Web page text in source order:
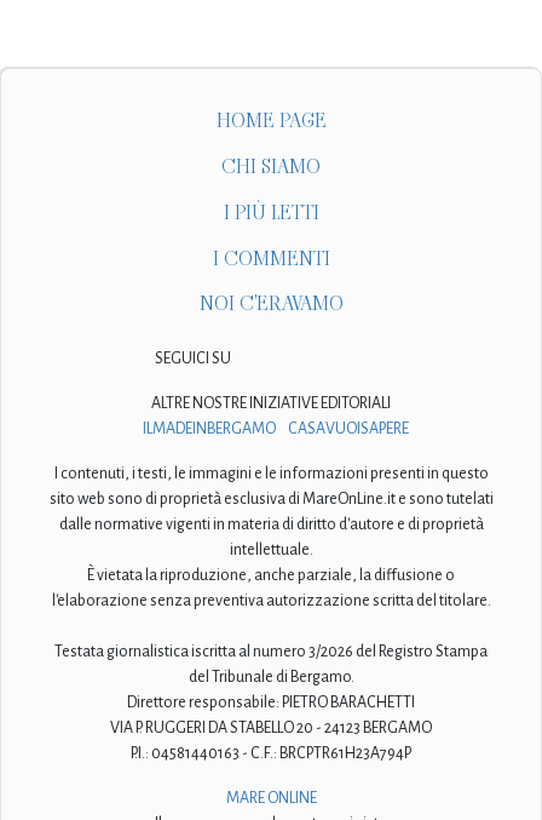
HOME PAGE
CHI SIAMO
I PIÙ LETTI
I COMMENTI
NOI C'ERAVAMO
SEGUICI SU
ALTRE NOSTRE INIZIATIVE EDITORIALI
ILMADEINBERGAMO
CASAVUOISAPERE
I contenuti, i testi, le immagini e le informazioni presenti in questo
sito web sono di proprietà esclusiva di MareOnLine.it e sono tutelati
dalle normative vigenti in materia di diritto d'autore e di proprietà
intellettuale.
È vietata la riproduzione, anche parziale, la diffusione o
l'elaborazione senza preventiva autorizzazione scritta del titolare.
Testata giornalistica iscritta al numero 3/2026 del Registro Stampa
del Tribunale di Bergamo.
Direttore responsabile: PIETRO BARACHETTI
VIA P. RUGGERI DA STABELLO 20 - 24123 BERGAMO
P.I.: 04581440163 - C.F.: BRCPTR61H23A794P
MARE ONLINE